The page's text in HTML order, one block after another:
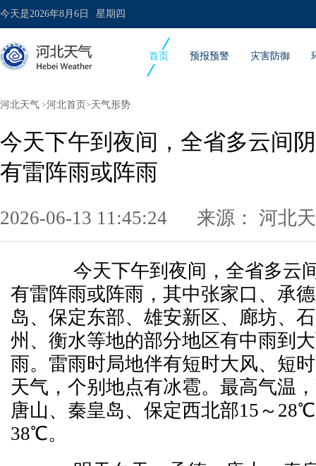
今天是2026年8月6日 星期四
首页 预报预警 灾害防御
河北天气 >河北首页 >天气形势
今天下午到夜间，全省多云间
有雷阵雨或阵雨
2026-06-13 11:45:24 来源： 河北
今天下午到夜间，全省多云
有雷阵雨或阵雨，其中张家口、承
岛、保定东部、雄安新区、廊坊、
州、衡水等地的部分地区有中雨到
雨。雷雨时局地伴有短时大风、短
天气，个别地点有冰雹。最高气温
唐山、秦皇岛、保定西北部15～
38℃。